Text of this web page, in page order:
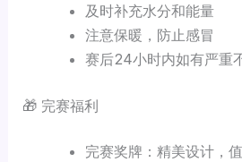
及时补充水分和能量
注意保暖，防止感冒
赛后24小时内如有严重
🎁 完赛福利
完赛奖牌：精美设计，